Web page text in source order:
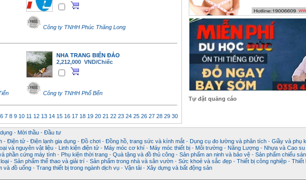
Công ty TNHH Phúc Thăng Long
NHA TRANG BIỂN ĐẢO
2,212,000 VND/Chiếc
Công ty TNHH Phố Bến
6 7 8 9 10 11 12 13 14 15 16 17 18 19 20 21 22 23 24 25 26 27 28 29 30
Tự đặt quảng cáo
- Mời thầu - Đầu tư
- Điện tử - Điện lạnh gia dụng - Đồ chơi - Đồng hồ, trang sức và kính mắt - Dụng cụ đo lường và phân tích - Giầy và phụ
và nguyên vật liệu - Linh kiện điện tử - Máy móc cơ khí - Máy móc thiết bị - Môi trường - Năng Lượng - Nhựa và Cao su
phần cứng máy tính - Phụ kiện thời trang - Quà tặng và đồ thủ công - Sản phẩm an ninh và bảo vệ - Sản phẩm chiếu
- Sản phẩm thể thao và giải trí - Sản phẩm trong nhà và sân vườn - Sức khoẻ và sắc đẹp - Thiết bị công nghiệp - Thiết
và đồ uống - Trang thiết bị trong ngành dịch vụ - Vận tải - Xây dựng và bất động sản